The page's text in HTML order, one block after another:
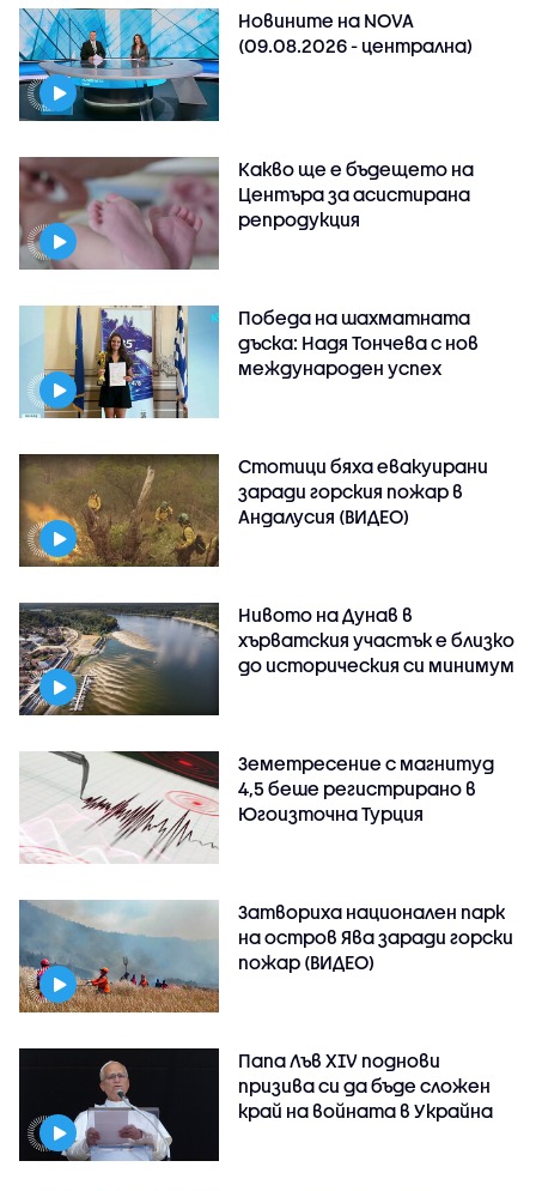
Новините на NOVA
(09.08.2026 - централна)
Какво ще е бъдещето на
Центъра за асистирана
репродукция
Победа на шахматната
дъска: Надя Тончева с нов
международен успех
Стотици бяха евакуирани
заради горския пожар в
Андалусия (ВИДЕО)
Нивото на Дунав в
хърватския участък е близко
до историческия си минимум
Земетресение с магнитуд
4,5 беше регистрирано в
Югоизточна Турция
Затвориха национален парк
на остров Ява заради горски
пожар (ВИДЕО)
Папа Лъв XIV поднови
призива си да бъде сложен
край на войната в Украйна